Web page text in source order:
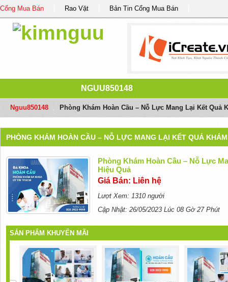
Cổng Mua Bán Rao Vặt Bản Tin Cổng Mua Bán
NGUU850148
Nguu850148 Phòng Khám Hoàn Cầu – Nỗ Lực Mang Lại Kết Quả
PHÒNG KHÁM HOÀN CẦU – NỖ LỰC MANG LẠI KẾT QUẢ
Phòng Khám Hoàn Cầu – Nỗ Lực
Hiệu Quả
Giá Bán: Liên hệ
Lượt Xem: 1310 người
Cập Nhật: 26/05/2023 Lúc 08 Gờ 27 Phút
SẢN PHẨM KHUYẾN MÃI